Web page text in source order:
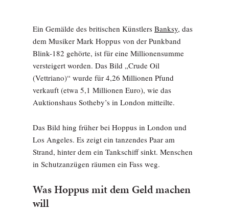
Ein Gemälde des britischen Künstlers Banksy, das
dem Musiker Mark Hoppus von der Punkband
Blink-182 gehörte, ist für eine Millionensumme
versteigert worden. Das Bild „Crude Oil
(Vettriano)“ wurde für 4,26 Millionen Pfund
verkauft (etwa 5,1 Millionen Euro), wie das
Auktionshaus Sotheby’s in London mitteilte.
Das Bild hing früher bei Hoppus in London und
Los Angeles. Es zeigt ein tanzendes Paar am
Strand, hinter dem ein Tankschiff sinkt. Menschen
in Schutzanzügen räumen ein Fass weg.
Was Hoppus mit dem Geld machen
will